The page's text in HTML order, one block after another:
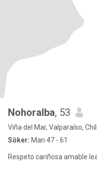
Nohoralba, 53
Viña del Mar, Valparaíso,
Söker: Man 47 - 61
Respeto cariñosa amable